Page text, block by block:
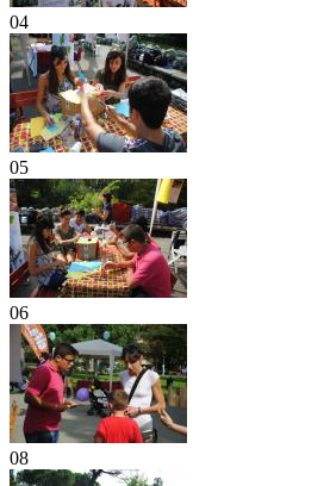
04
05
06
08